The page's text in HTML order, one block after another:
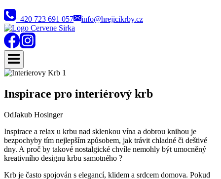
+420 723 691 057 info@hrejicikrby.cz
Inspirace pro interiérový krb
OdJakub Hosinger
Inspirace a relax u krbu nad sklenkou vína a dobrou knihou je
bezpochyby tím nejlepším způsobem, jak trávit chladné či deštivé
dny. A proč by takové nostalgické chvíle nemohly být umocněný
kreativního designu krbu samotného ?
Krb je často spojován s elegancí, klidem a srdcem domova. Pokud